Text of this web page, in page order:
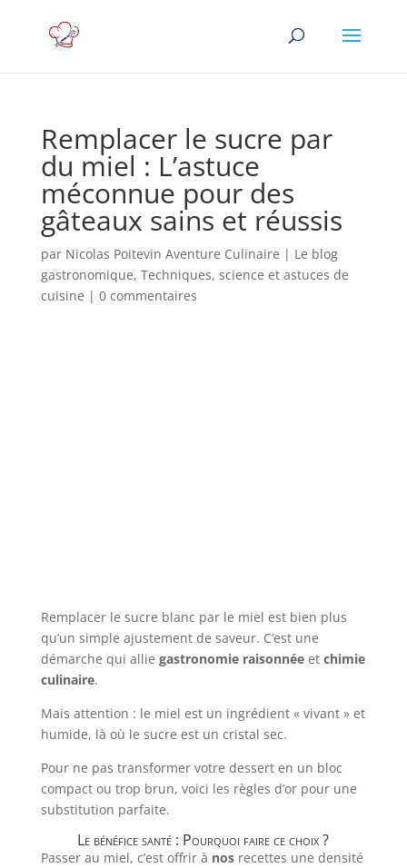
Remplacer le sucre par
du miel : L’astuce
méconnue pour des
gâteaux sains et réussis
par Nicolas Poitevin Aventure Culinaire | Le blog
gastronomique, Techniques, science et astuces de
cuisine | 0 commentaires
Remplacer le sucre blanc par le miel est bien plus
qu’un simple ajustement de saveur. C’est une
démarche qui allie gastronomie raisonnéeet chimie
culinaire.
Mais attention : le miel est un ingrédient « vivant » et
humide, là où le sucre est un cristal sec.
Pour ne pas transformer votre dessert en un bloc
compact ou trop brun, voici les règles d’or pour une
substitution parfaite.
Le bénéfice santé : Pourquoi faire ce choix ?
Passer au miel, c’est offrir à nosrecettes une densité